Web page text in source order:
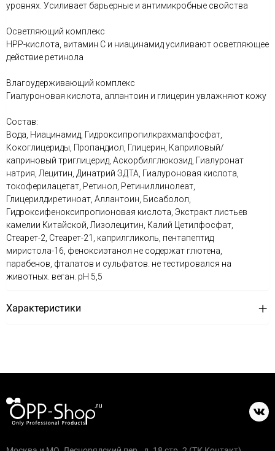
уровнях. Усиливает барьерные и антимикробные свойства
Осветляющий комплекс
HPP-кислота, витамин С и ниацинамид усиливают осветляющее
действие ретинола
Влагоудерживающий комплекс
Гиалуроновая кислота, аллантоин и глицерин увлажняют кожу
Состав:
Вода, Ниацинамид, Гидроксипропилкрахмалфосфат,
Кокоглицериды, Пропандиол, Глицерин, Каприловый/
каприновый триглицерид, Аскорбилглюкозид, Гиалуронат
натрия, Лецитин, Динатрий ЭДТА, Гиалуроновая кислота,
токоферилацетат, Ретинол, Ретиниллинолеат,
Глицерилдиретиноат, Аллантоин, Бисаболол,
Гидроксифеноксипропионовая кислота, Экстракт листьев
камелии Китайской, Лизолецитин, Калий Цетилфосфат,
Стеарет-2, Стеарет-21, каприлгликоль, пентапептид
миристола-16, феноксиэтанол не содержат глютена,
парабенов, фталатов и сульфатов. не тестировался на
животных. веган. рН 5,5
Характеристики